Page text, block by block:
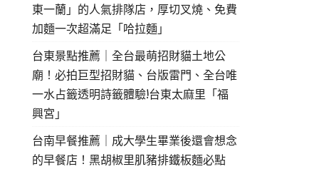
東一蘭」的人氣排隊店，厚切叉燒、免費
加麵一次超滿足「哈拉麵」
台東景點推薦｜全台最萌招財貓土地公
廟！必拍巨型招財貓、台版雷門、全台唯
一水占籤透明詩籤體驗!台東太麻里「福
興宮」
台南早餐推薦｜成大學生畢業後還會想念
的早餐店！黑胡椒里肌豬排鐵板麵必點